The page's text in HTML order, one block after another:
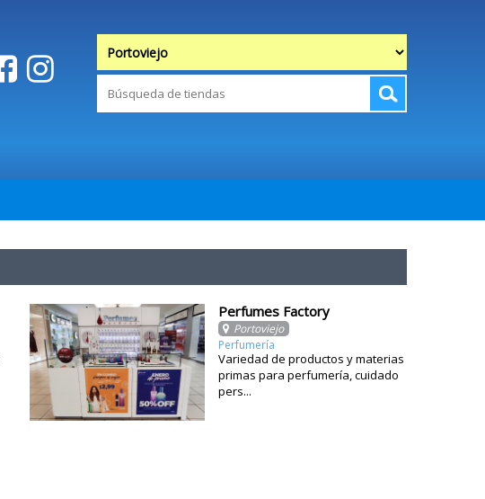
Perfumes Factory
Portoviejo
Perfumería
Variedad de productos y materias
primas para perfumería, cuidado
pers...